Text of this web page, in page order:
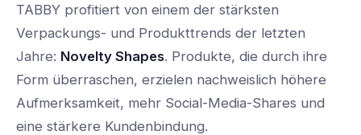
TABBY profitiert von einem der stärksten
Verpackungs- und Produkttrends der letzten
Jahre: Novelty Shapes. Produkte, die durch ihre
Form überraschen, erzielen nachweislich höhere
Aufmerksamkeit, mehr Social-Media-Shares und
eine stärkere Kundenbindung.